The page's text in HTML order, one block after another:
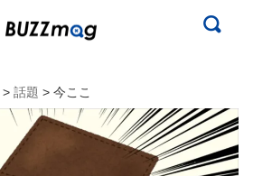
> 話題 > 今ここ